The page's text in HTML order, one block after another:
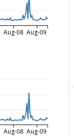
Aug-08 Aug-09
Aug-08 Aug-09